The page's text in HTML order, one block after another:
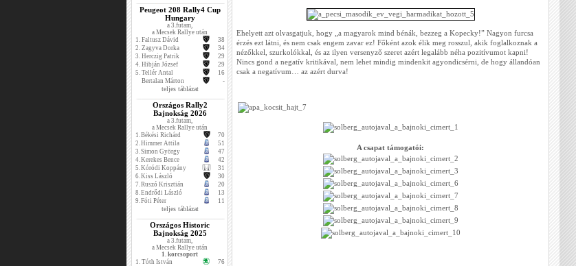
Peugeot 208 Rally4 Cup
Hungary
a 3.futam,
a Mecsek Rallye után
1. Faltusz Dávid
38
2. Zagyva Dorka
34
3. Herczig Patrik
29
4. Hibján József
29
5. Tellér Antal
16
Bertalan Márton
-
teljes táblázat
Országos Rally2
Bajnokság 2026
a 3.futam,
a Mecsek Rallye után
1.Békési Richárd
70
2.Himmer Attila
51
3.Simon György
47
4.Kerekes Bence
42
5.Kóródi Koppány
31
6.Kiss László
30
7.Ruszó Krisztián
20
8.Endrődi László
13
9.Fóti Péter 11
teljes táblázat
Országos Historic
Bajnokság 2025
a 3.futam,
a Mecsek Rallye után
1. korcsoport
1. Tóth István
76
Ehelyett azt olvasgatjuk, hogy „a magyarok mind bénák, bezzeg a Kopecky!” Nagyon furcsa
érzés ezt látni, és nem csak engem zavar ez! Főként azok élik meg rosszul, akik foglalkoznak a
nézőkkel, szurkolókkal, és az ilyen versenyző szeret azért legalább néha pozitívumot kapni!
Nincs gond a negatív kritikával, nem lehet mindig mindenkit agyondicsérni, de hogy állandóan
csak a negatívum… az azért durva!
A csapat támogatói: